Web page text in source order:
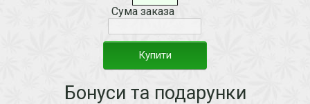
Сума заказа
Купити
Бонуси та подарунки